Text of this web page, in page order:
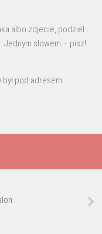
albo zdjecie, podziel
Jednym slowem – pisz!
był pod adresem